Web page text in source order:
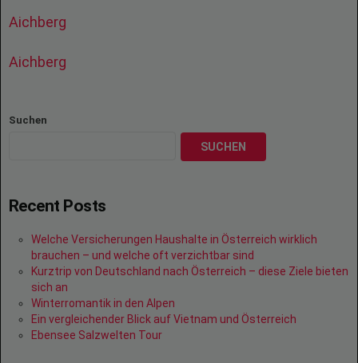
Aichberg
Aichberg
Suchen
SUCHEN
Recent Posts
Welche Versicherungen Haushalte in Österreich wirklich
brauchen – und welche oft verzichtbar sind
Kurztrip von Deutschland nach Österreich – diese Ziele bieten
sich an
Winterromantik in den Alpen
Ein vergleichender Blick auf Vietnam und Österreich
Ebensee Salzwelten Tour